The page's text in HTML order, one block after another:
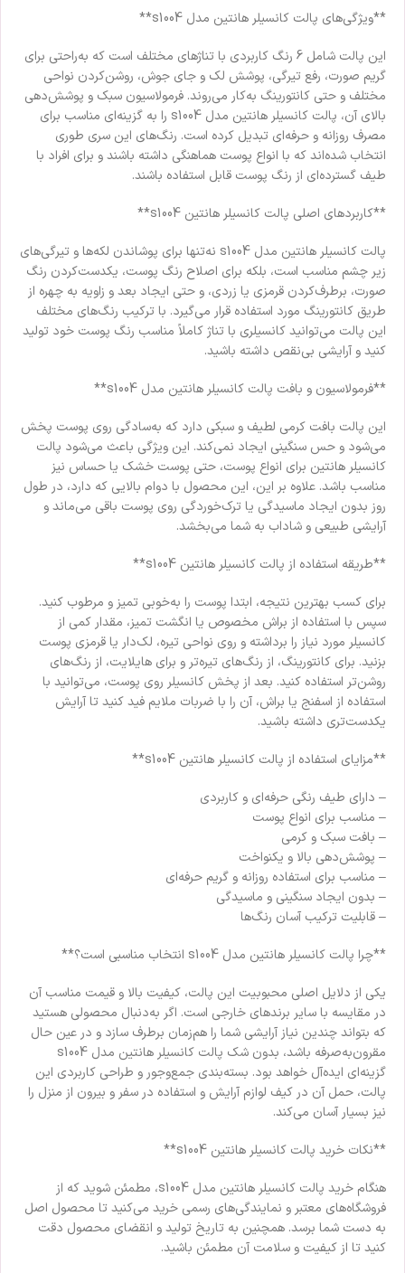
**ویژگی‌های پالت کانسیلر هانتین مدل s1004**
این پالت شامل 6 رنگ کاربردی با تناژهای مختلف است که به‌راحتی برای
گریم صورت، رفع تیرگی، پوشش لک و جای جوش، روشن‌کردن نواحی
مختلف و حتی کانتورینگ به‌کار می‌روند. فرمولاسیون سبک و پوشش‌دهی
بالای آن، پالت کانسیلر هانتین مدل s1004 را به گزینه‌ای مناسب برای
مصرف روزانه و حرفه‌ای تبدیل کرده است. رنگ‌های این سری طوری
انتخاب شده‌اند که با انواع پوست هماهنگی داشته باشند و برای افراد با
طیف گسترده‌ای از رنگ پوست قابل استفاده باشند.
**کاربردهای اصلی پالت کانسیلر هانتین s1004**
پالت کانسیلر هانتین مدل s1004 نه‌تنها برای پوشاندن لکه‌ها و تیرگی‌های
زیر چشم مناسب است، بلکه برای اصلاح رنگ پوست، یکدست‌کردن رنگ
صورت، برطرف‌کردن قرمزی یا زردی، و حتی ایجاد بعد و زاویه به چهره از
طریق کانتورینگ مورد استفاده قرار می‌گیرد. با ترکیب رنگ‌های مختلف
این پالت می‌توانید کانسیلری با تناژ کاملاً مناسب رنگ پوست خود تولید
کنید و آرایشی بی‌نقص داشته باشید.
**فرمولاسیون و بافت پالت کانسیلر هانتین مدل s1004**
این پالت بافت کرمی لطیف و سبکی دارد که به‌سادگی روی پوست پخش
می‌شود و حس سنگینی ایجاد نمی‌کند. این ویژگی باعث می‌شود پالت
کانسیلر هانتین برای انواع پوست، حتی پوست خشک یا حساس نیز
مناسب باشد. علاوه بر این، این محصول با دوام بالایی که دارد، در طول
روز بدون ایجاد ماسیدگی یا ترک‌خوردگی روی پوست باقی می‌ماند و
آرایشی طبیعی و شاداب به شما می‌بخشد.
**طریقه استفاده از پالت کانسیلر هانتین s1004**
برای کسب بهترین نتیجه، ابتدا پوست را به‌خوبی تمیز و مرطوب کنید.
سپس با استفاده از براش مخصوص یا انگشت تمیز، مقدار کمی از
کانسیلر مورد نیاز را برداشته و روی نواحی تیره، لک‌دار یا قرمزی پوست
بزنید. برای کانتورینگ، از رنگ‌های تیره‌تر و برای هایلایت، از رنگ‌های
روشن‌تر استفاده کنید. بعد از پخش کانسیلر روی پوست، می‌توانید با
استفاده از اسفنج یا براش، آن را با ضربات ملایم فید کنید تا آرایش
یکدست‌تری داشته باشید.
**مزایای استفاده از پالت کانسیلر هانتین s1004**
– دارای طیف رنگی حرفه‌ای و کاربردی
– مناسب برای انواع پوست
– بافت سبک و کرمی
– پوشش‌دهی بالا و یکنواخت
– مناسب برای استفاده روزانه و گریم حرفه‌ای
– بدون ایجاد سنگینی و ماسیدگی
– قابلیت ترکیب آسان رنگ‌ها
**چرا پالت کانسیلر هانتین مدل s1004 انتخاب مناسبی است؟**
یکی از دلایل اصلی محبوبیت این پالت، کیفیت بالا و قیمت مناسب آن
در مقایسه با سایر برندهای خارجی است. اگر به‌دنبال محصولی هستید
که بتواند چندین نیاز آرایشی شما را هم‌زمان برطرف سازد و در عین حال
مقرون‌به‌صرفه باشد، بدون شک پالت کانسیلر هانتین مدل s1004
گزینه‌ای ایده‌آل خواهد بود. بسته‌بندی جمع‌وجور و طراحی کاربردی این
پالت، حمل آن در کیف لوازم آرایش و استفاده در سفر و بیرون از منزل را
نیز بسیار آسان می‌کند.
**نکات خرید پالت کانسیلر هانتین s1004**
هنگام خرید پالت کانسیلر هانتین مدل s1004، مطمئن شوید که از
فروشگاه‌های معتبر و نمایندگی‌های رسمی خرید می‌کنید تا محصول اصل
به دست شما برسد. همچنین به تاریخ تولید و انقضای محصول دقت
کنید تا از کیفیت و سلامت آن مطمئن باشید.